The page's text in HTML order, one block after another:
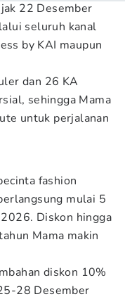
22 Desember
seluruh kanal
by KAI maupun
dan 26 KA
sehingga Mama
untuk perjalanan
fashion
mulai 5
Diskon hingga
Mama makin
diskon 10%
28 Desember